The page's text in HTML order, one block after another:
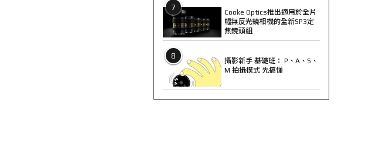
7
Cooke Optics推出適用於全片
幅無反光鏡相機的全新SP3定
焦鏡頭組
8
攝影新手 基礎班： P、A、S、
M 拍攝模式 先搞懂